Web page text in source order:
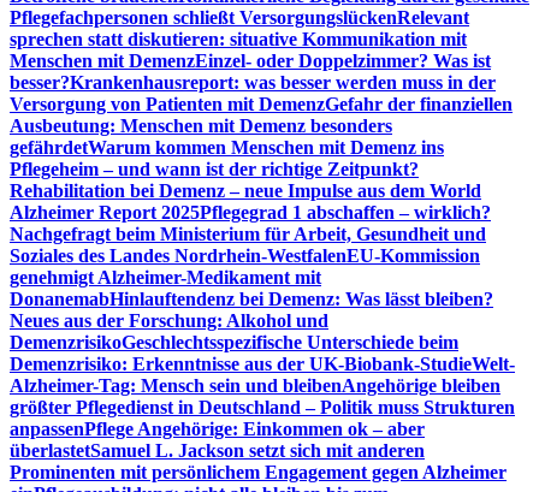
Pflegefachpersonen schließt VersorgungslückenRelevant
sprechen statt diskutieren: situative Kommunikation mit
Menschen mit DemenzEinzel- oder Doppelzimmer? Was ist
besser?Krankenhausreport: was besser werden muss in der
Versorgung von Patienten mit DemenzGefahr der finanziellen
Ausbeutung: Menschen mit Demenz besonders
gefährdetWarum kommen Menschen mit Demenz ins
Pflegeheim – und wann ist der richtige Zeitpunkt?
Rehabilitation bei Demenz – neue Impulse aus dem World
Alzheimer Report 2025Pflegegrad 1 abschaffen – wirklich?
Nachgefragt beim Ministerium für Arbeit, Gesundheit und
Soziales des Landes Nordrhein-WestfalenEU-Kommission
genehmigt Alzheimer-Medikament mit
DonanemabHinlauftendenz bei Demenz: Was lässt bleiben?
Neues aus der Forschung: Alkohol und
DemenzrisikoGeschlechtsspezifische Unterschiede beim
Demenzrisiko: Erkenntnisse aus der UK-Biobank-StudieWelt-
Alzheimer-Tag: Mensch sein und bleibenAngehörige bleiben
größter Pflegedienst in Deutschland – Politik muss Strukturen
anpassenPflege Angehörige: Einkommen ok – aber
überlastetSamuel L. Jackson setzt sich mit anderen
Prominenten mit persönlichem Engagement gegen Alzheimer